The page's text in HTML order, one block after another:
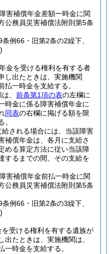
害補償年金差額一時金に関
公務員災害補償法附則第5条
例66・旧第2条の2繰下、
金を受ける権利を有する者
し出たときは、実施機関
払一時金を支給する。
、 前条第1項の表の左欄に
時金に係る障害補償年金に
同表の右欄に掲げる額を限
。
される場合には、当該障害
補償年金は、各月に支給さ
める算定方法に従い当該障
するまでの間、その支給を
害補償年金前払一時金に関
公務員災害補償法附則第5条
例66・旧第2条の3繰下、
受ける権利を有する遺族が
たときは、実施機関は、
時金を支給する。